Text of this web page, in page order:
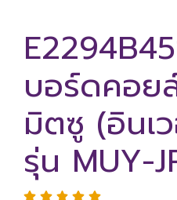
บอร์ดคอย
มิตซู (อินเ
รุ่น MUY-